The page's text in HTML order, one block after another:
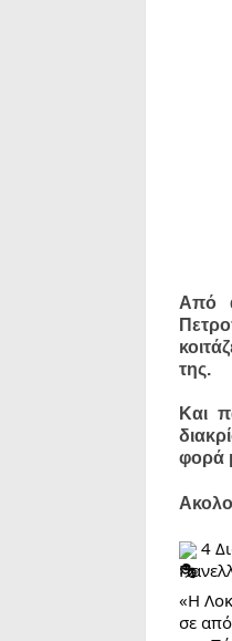
Από
της.
Και
φορά
4
«Η
σε